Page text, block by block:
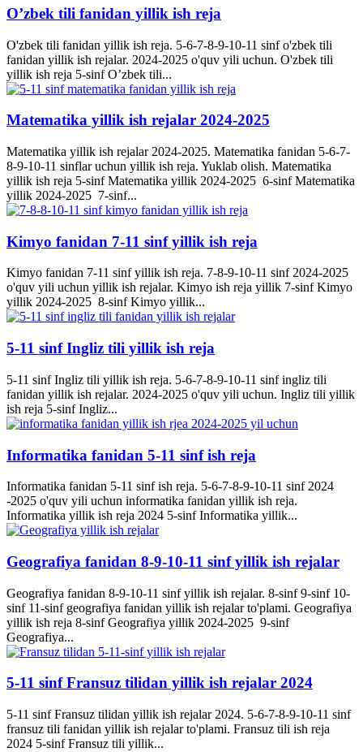
O’zbek tili fanidan yillik ish reja
O'zbek tili fanidan yillik ish reja. 5-6-7-8-9-10-11 sinf o'zbek tili
fanidan yillik ish rejalar. 2024-2025 o'quv yili uchun. O'zbek tili
yillik ish reja 5-sinf O’zbek tili...
Matematika yillik ish rejalar 2024-2025
Matematika yillik ish rejalar 2024-2025. Matematika fanidan 5-6-7-
8-9-10-11 sinflar uchun yillik ish reja. Yuklab olish. Matematika
yillik ish reja 5-sinf Matematika yillik 2024-2025 6-sinf Matematika
yillik 2024-2025 7-sinf...
Kimyo fanidan 7-11 sinf yillik ish reja
Kimyo fanidan 7-11 sinf yillik ish reja. 7-8-9-10-11 sinf 2024-2025
o'quv yili uchun yillik ish rejalar. Kimyo ish reja yillik 7-sinf Kimyo
yillik 2024-2025 8-sinf Kimyo yillik...
5-11 sinf Ingliz tili yillik ish reja
5-11 sinf Ingliz tili yillik ish reja. 5-6-7-8-9-10-11 sinf ingliz tili
fanidan yillik ish rejalar. 2024-2025 o'quv yili uchun. Ingliz tili yillik
ish reja 5-sinf Ingliz...
Informatika fanidan 5-11 sinf ish reja
Informatika fanidan 5-11 sinf ish reja. 5-6-7-8-9-10-11 sinf 2024
-2025 o'quv yili uchun informatika fanidan yillik ish reja.
Informatika yillik ish reja 2024 5-sinf Informatika yillik...
Geografiya fanidan 8-9-10-11 sinf yillik ish rejalar
Geografiya fanidan 8-9-10-11 sinf yillik ish rejalar. 8-sinf 9-sinf 10-
sinf 11-sinf geografiya fanidan yillik ish rejalar to'plami. Geografiya
yillik ish reja 8-sinf Geografiya yillik 2024-2025 9-sinf
Geografiya...
5-11 sinf Fransuz tilidan yillik ish rejalar 2024
5-11 sinf Fransuz tilidan yillik ish rejalar 2024. 5-6-7-8-9-10-11 sinf
fransuz tili fanidan yillik ish rejalar to'plami. Fransuz tili ish reja
2024 5-sinf Fransuz tili yillik...